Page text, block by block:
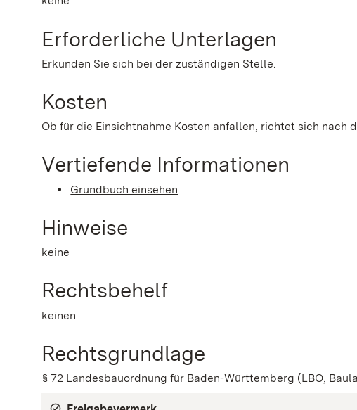
Erforderliche Unterlagen
Erkunden Sie sich bei der zuständigen Stelle.
Kosten
Ob für die Einsichtnahme Kosten anfallen, richtet sich nach
Vertiefende Informationen
Grundbuch einsehen
Hinweise
keine
Rechtsbehelf
keinen
Rechtsgrundlage
§ 72 Landesbauordnung für Baden-Württemberg (LBO,